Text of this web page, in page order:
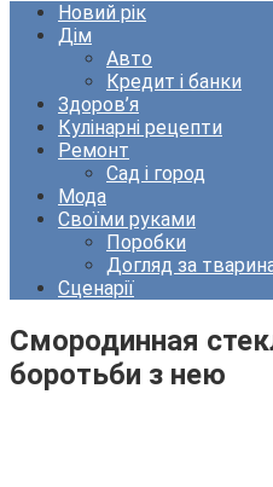
Новий рік
Дім
Авто
Кредит і банки
Здоров’я
Кулінарні рецепти
Ремонт
Сад і город
Мода
Своїми руками
Поробки
Догляд за
Сценарії
Смородинная
боротьби з нею